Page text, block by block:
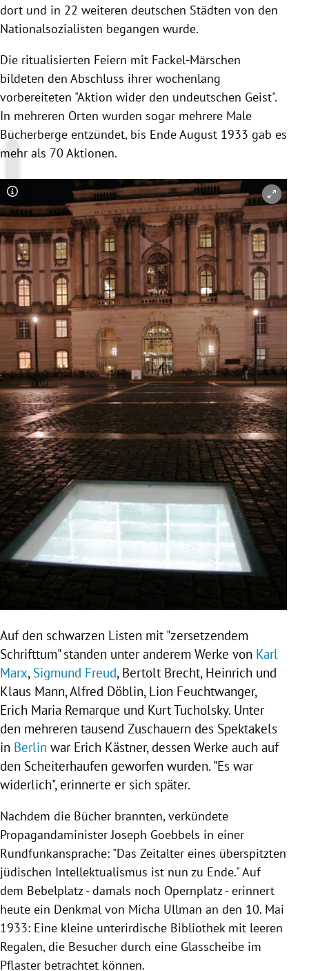
Untermenü
Untermenü
dort und in 22 weiteren deutschen Städten von den
Nationalsozialisten begangen wurde.
Die ritualisierten Feiern mit Fackel-Märschen
bildeten den Abschluss ihrer wochenlang
vorbereiteten "Aktion wider den undeutschen Geist".
In mehreren Orten wurden sogar mehrere Male
Bücherberge entzündet, bis Ende August 1933 gab es
mehr als 70 Aktionen.
Copyright-Hinweis öffnen/schließen
Auf den schwarzen Listen mit "zersetzendem
Schrifttum" standen unter anderem Werke von Karl
Marx, Sigmund Freud, Bertolt Brecht, Heinrich und
Klaus Mann,Alfred Döblin, Lion Feuchtwanger,
Erich Maria Remarque und Kurt Tucholsky. Unter
den mehreren tausend Zuschauern des Spektakels
in Berlin war Erich Kästner, dessen Werke auch auf
den Scheiterhaufen geworfen wurden. "Es war
widerlich", erinnerte er sich später.
Nachdem die Bücher brannten, verkündete
Propagandaminister Joseph Goebbels in einer
Rundfunkansprache: "Das Zeitalter eines überspitzten
jüdischen Intellektualismus ist nun zu Ende." Auf
dem Bebelplatz - damals noch Opernplatz - erinnert
heute ein Denkmal von Micha Ullman an den 10. Mai
1933: Eine kleine unterirdische Bibliothek mit leeren
Regalen, die Besucher durch eine Glasscheibe im
Pflaster betrachtet können.